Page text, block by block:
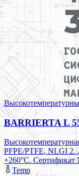
BARRIERTA L
PFPE/PTFE, NLGI 2.
+260°C.
Temp